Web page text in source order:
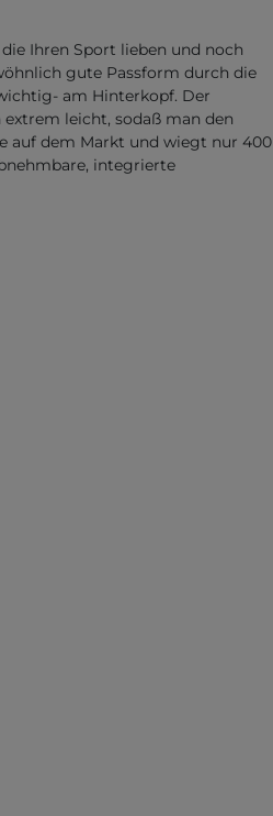
Ihren Sport lieben und noch
gute Passform durch die
am Hinterkopf. Der
leicht, sodaß man den
auf dem Markt und wiegt nur 400
integrierte